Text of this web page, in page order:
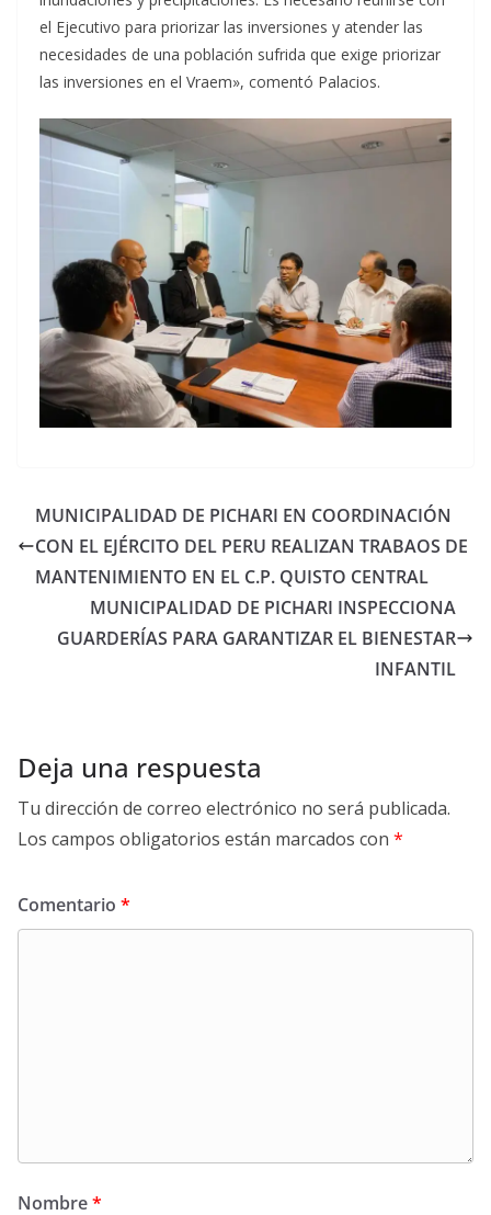
el Ejecutivo para priorizar las inversiones y atender las
necesidades de una población sufrida que exige priorizar
las inversiones en el Vraem», comentó Palacios.
MUNICIPALIDAD DE PICHARI EN COORDINACIÓN
CON EL EJÉRCITO DEL PERU REALIZAN TRABAOS DE
MANTENIMIENTO EN EL C.P. QUISTO CENTRAL
MUNICIPALIDAD DE PICHARI INSPECCIONA
GUARDERÍAS PARA GARANTIZAR EL BIENESTAR
INFANTIL
Deja una respuesta
Tu dirección de correo electrónico no será publicada.
Los campos obligatorios están marcados con *
Comentario *
Nombre*